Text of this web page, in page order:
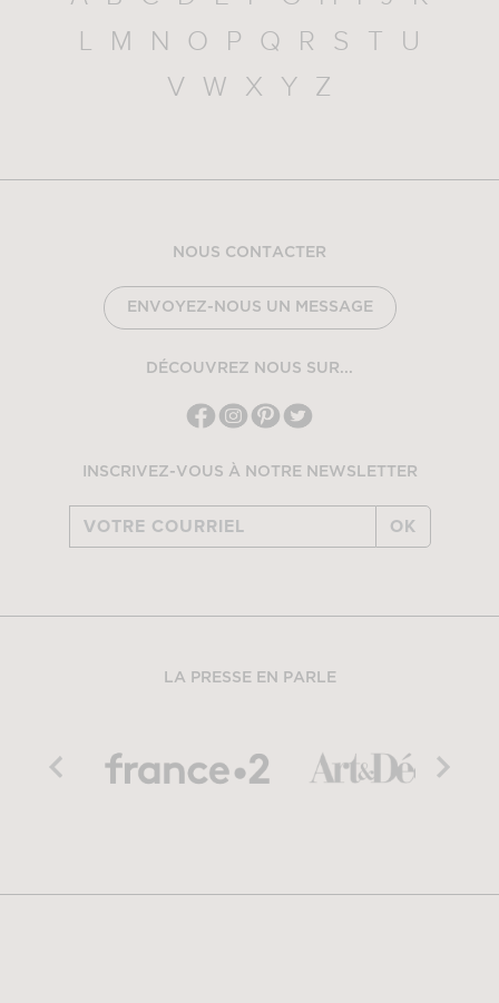
L
M N O P Q R S T
U
V
W X Y Z
NOUS CONTACTER
ENVOYEZ-NOUS UN MESSAGE
DÉCOUVREZ NOUS SUR...
INSCRIVEZ-VOUS À NOTRE NEWSLETTER
OK
LA PRESSE EN PARLE